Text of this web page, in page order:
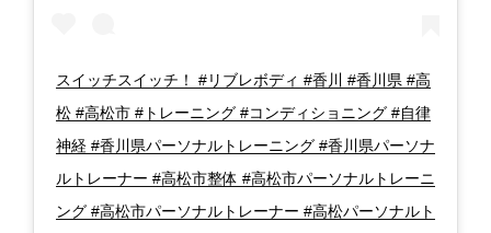
スイッチスイッチ！ #リブレボディ #香川 #香川県 #高
松 #高松市 #トレーニング #コンディショニング #自律
神経 #香川県パーソナルトレーニング #香川県パーソナ
ルトレーナー #高松市整体 #高松市パーソナルトレーニ
ング #高松市パーソナルトレーナー #高松パーソナルト